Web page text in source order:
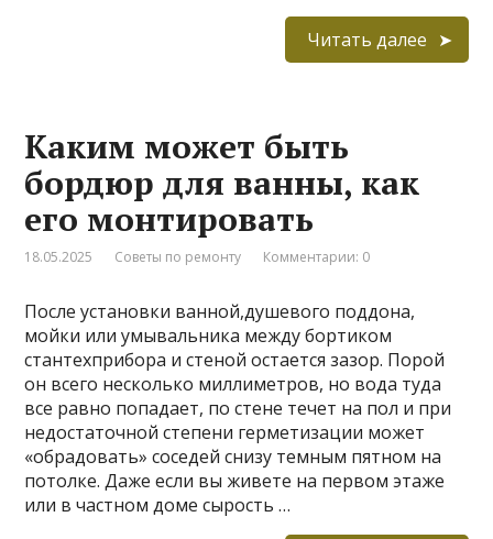
Читать далее
Каким может быть
бордюр для ванны, как
его монтировать
18.05.2025 Советы по ремонту Комментарии: 0
После установки ванной,душевого поддона,
мойки или умывальника между бортиком
стантехприбора и стеной остается зазор. Порой
он всего несколько миллиметров, но вода туда
все равно попадает, по стене течет на пол и при
недостаточной степени герметизации может
«обрадовать» соседей снизу темным пятном на
потолке. Даже если вы живете на первом этаже
или в частном доме сырость …